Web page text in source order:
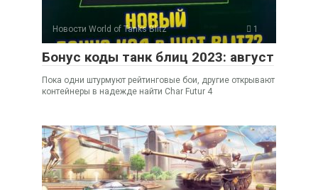
Новости World of Tanks Blitz 1
Бонус коды танк блиц 2023: август
Пока одни штурмуют рейтинговые бои, другие открывают
контейнеры в надежде найти Char Futur 4